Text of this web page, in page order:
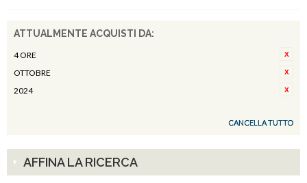
ATTUALMENTE ACQUISTI DA:
4 ORE
OTTOBRE
2024
CANCELLA TUTTO
AFFINA LA RICERCA